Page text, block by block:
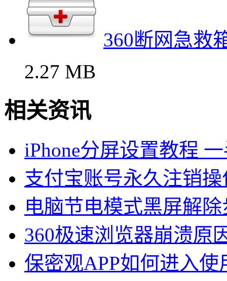
360断网急救
2.27 MB
相关资讯
iPhone分屏设置教程
支付宝账号永久注销
电脑节电模式黑屏解
360极速浏览器崩溃原
保密观APP如何进入使